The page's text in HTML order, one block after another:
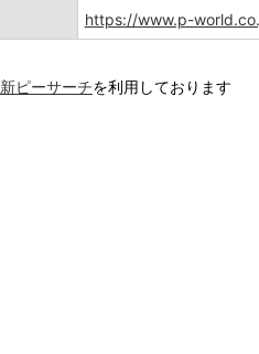
https://www.p-
新ピーサーチを利用しております